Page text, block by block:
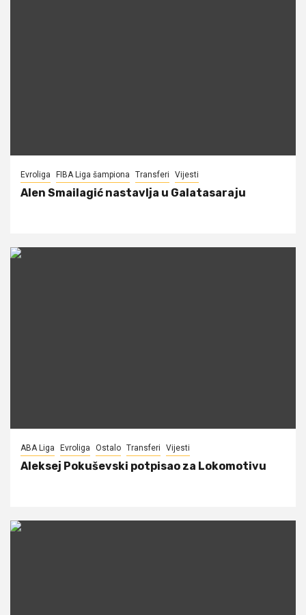
Evroliga FIBA Liga šampiona Transferi Vijesti
Alen Smailagić nastavlja u Galatasaraju
ABA Liga Evroliga Ostalo Transferi Vijesti
Aleksej Pokuševski potpisao za Lokomotivu